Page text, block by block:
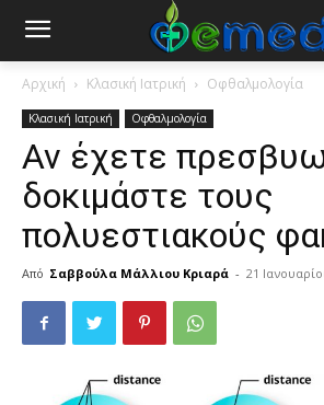
Αρχική Κλασική Ιατρική Οφθαλμολογία
Κλασική Ιατρική Οφθαλμολογία
Αν έχετε
δοκιμάστε τους
πολυεστιακούς
Από Σαββούλα Μάλλιου Κριαρά - 21